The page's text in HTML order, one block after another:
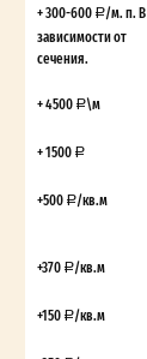
+ 300-600
/м. п. В
зависимости от
сечения.
+ 4500 \м
+ 1500
+500 /кв.м
+370 /кв.м
+150 /кв.м